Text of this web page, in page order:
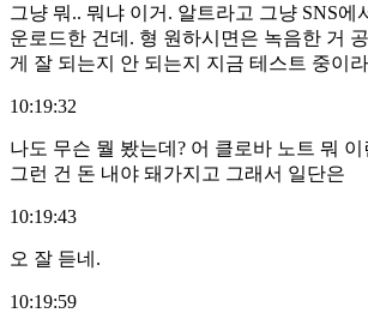
그냥 뭐.. 뭐냐 이거. 알트라고 그냥 SNS에
운로드한 건데. 형 원하시면은 녹음한 거
게 잘 되는지 안 되는지 지금 테스트 중이라
10:19:32
나도 무슨 뭘 봤는데? 어 클로바 노트 뭐 이
그런 건 돈 내야 돼가지고 그래서 일단은
10:19:43
오 잘 듣네.
10:19:59